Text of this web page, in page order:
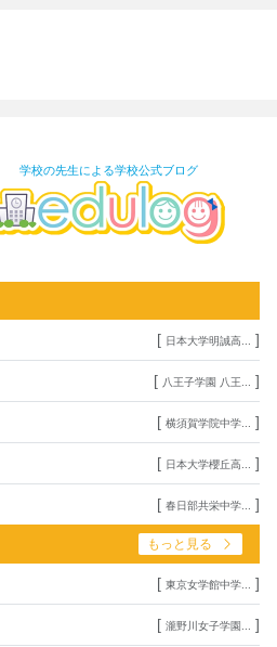
学校の先生による学校公式ブログ
[ 日本大学明誠高... ]
[ 八王子学園 八王... ]
[ 横須賀学院中学... ]
[ 日本大学櫻丘高... ]
[ 春日部共栄中学... ]
もっと見る
[ 東京女学館中学... ]
[ 瀧野川女子学園... ]